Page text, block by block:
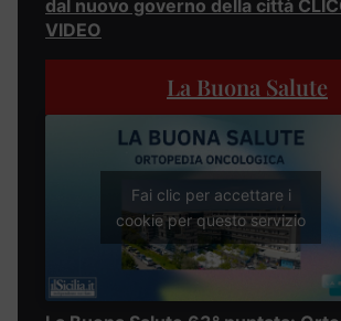
dal nuovo governo della città
VIDEO
La Buona Salute
Fai clic per accettare i
cookie per questo servizio